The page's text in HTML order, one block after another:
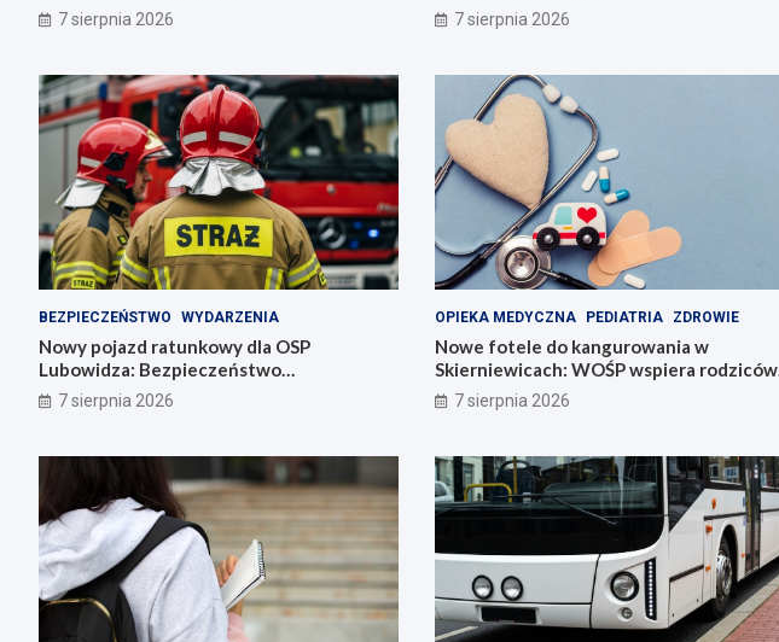
7 sierpnia 2026 7 sierpnia 2026
BEZPIECZEŃSTWO WYDARZENIA
Nowy pojazd ratunkowy dla OSP
Lubowidza: Bezpieczeństwo
mieszkańców na wyższym poziomie
7 sierpnia 2026
OPIEKA MEDYCZNA PEDIATRIA ZDROWIE
Nowe fotele do kangurowania w
Skierniewicach: WOŚP wspiera
noworodki
7 sierpnia 2026